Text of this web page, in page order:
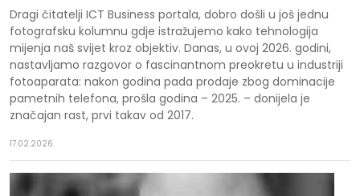
Dragi čitatelji ICT Business portala, dobro došli u još jednu
fotografsku kolumnu gdje istražujemo kako tehnologija
mijenja naš svijet kroz objektiv. Danas, u ovoj 2026. godini,
nastavljamo razgovor o fascinantnom preokretu u industriji
fotoaparata: nakon godina pada prodaje zbog dominacije
pametnih telefona, prošla godina – 2025. – donijela je
značajan rast, prvi takav od 2017.
17.02.2026.